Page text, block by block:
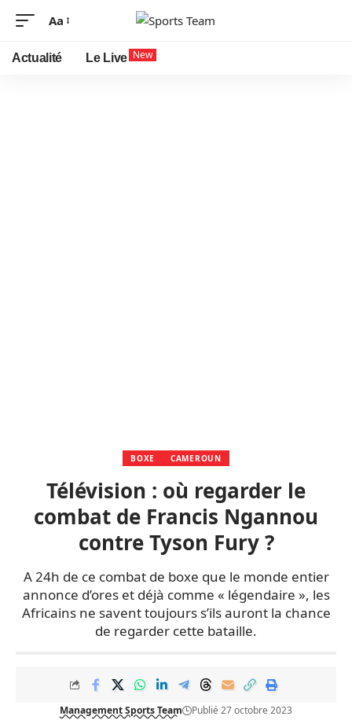
Aa
Actualité Le Live New
BOXE CAMEROUN
Télévision : où regarder le
combat de Francis Ngannou
contre Tyson Fury ?
A 24h de ce combat de boxe que le monde entier
annonce d’ores et déjà comme « légendaire », les
Africains ne savent toujours s’ils auront la chance
de regarder cette bataille.
Management Sports Team
Publié 27 octobre 2023